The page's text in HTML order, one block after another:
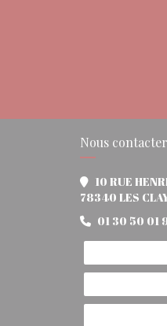
Nous contacter
10 RUE
78340 LES
01 30 50 01